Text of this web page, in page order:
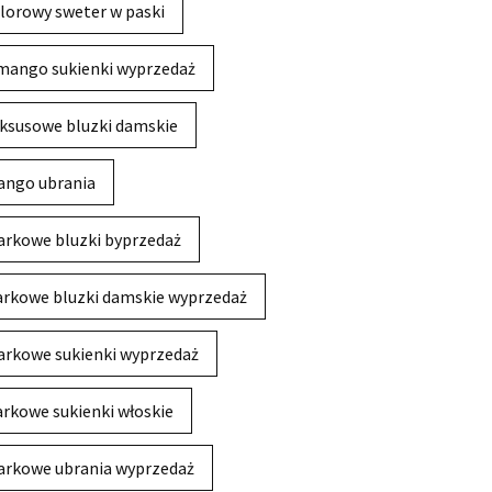
sweter w paski
sukienki wyprzedaż
bluzki damskie
ubrania
bluzki byprzedaż
bluzki damskie wyprzedaż
sukienki wyprzedaż
sukienki włoskie
ubrania wyprzedaż